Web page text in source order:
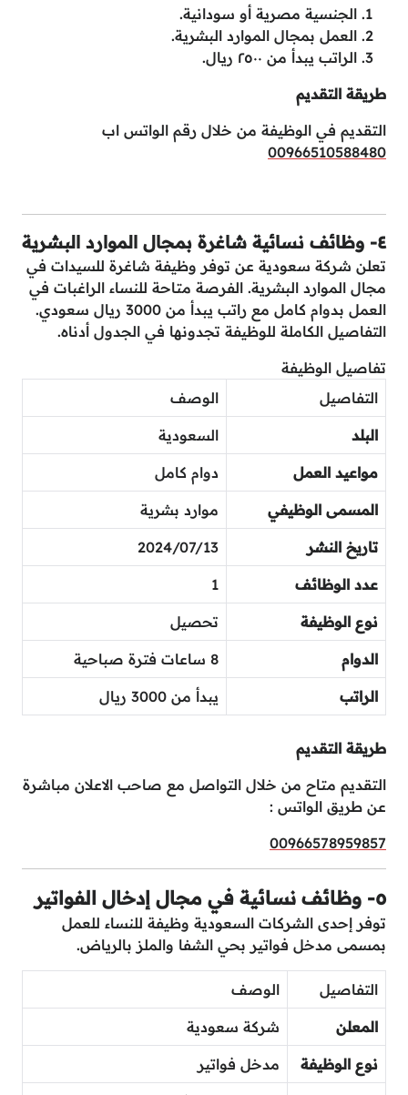
الجنسية مصرية أو سودانية.
العمل بمجال الموارد البشرية.
الراتب يبدأ من ٢٥٠٠ ريال.
طريقة التقديم
التقديم في الوظيفة من خلال رقم الواتس اب
00966510588480
٤- وظائف نسائية شاغرة بمجال الموارد البشرية
تعلن شركة سعودية عن توفر وظيفة شاغرة للسيدات في
مجال الموارد البشرية. الفرصة متاحة للنساء الراغبات في
العمل بدوام كامل مع راتب يبدأ من 3000 ريال سعودي.
التفاصيل الكاملة للوظيفة تجدونها في الجدول أدناه.
تفاصيل الوظيفة
التفاصيل
الوصف
البلد السعودية
مواعيد العمل دوام كامل
المسمى الوظيفي موارد بشرية
تاريخ النشر 2024/07/13
عدد الوظائف 1
نوع الوظيفة تحصيل
الدوام 8 ساعات فترة صباحية
الراتب يبدأ من 3000 ريال
طريقة التقديم
التقديم متاح من خلال التواصل مع صاحب الاعلان مباشرة
عن طريق الواتس :
00966578959857
٥- وظائف نسائية في مجال إدخال الفواتير
توفر إحدى الشركات السعودية وظيفة للنساء للعمل
بمسمى مدخل فواتير بحي الشفا والملز بالرياض.
التفاصيل الوصف
المعلن شركة سعودية
نوع الوظيفة مدخل فواتير